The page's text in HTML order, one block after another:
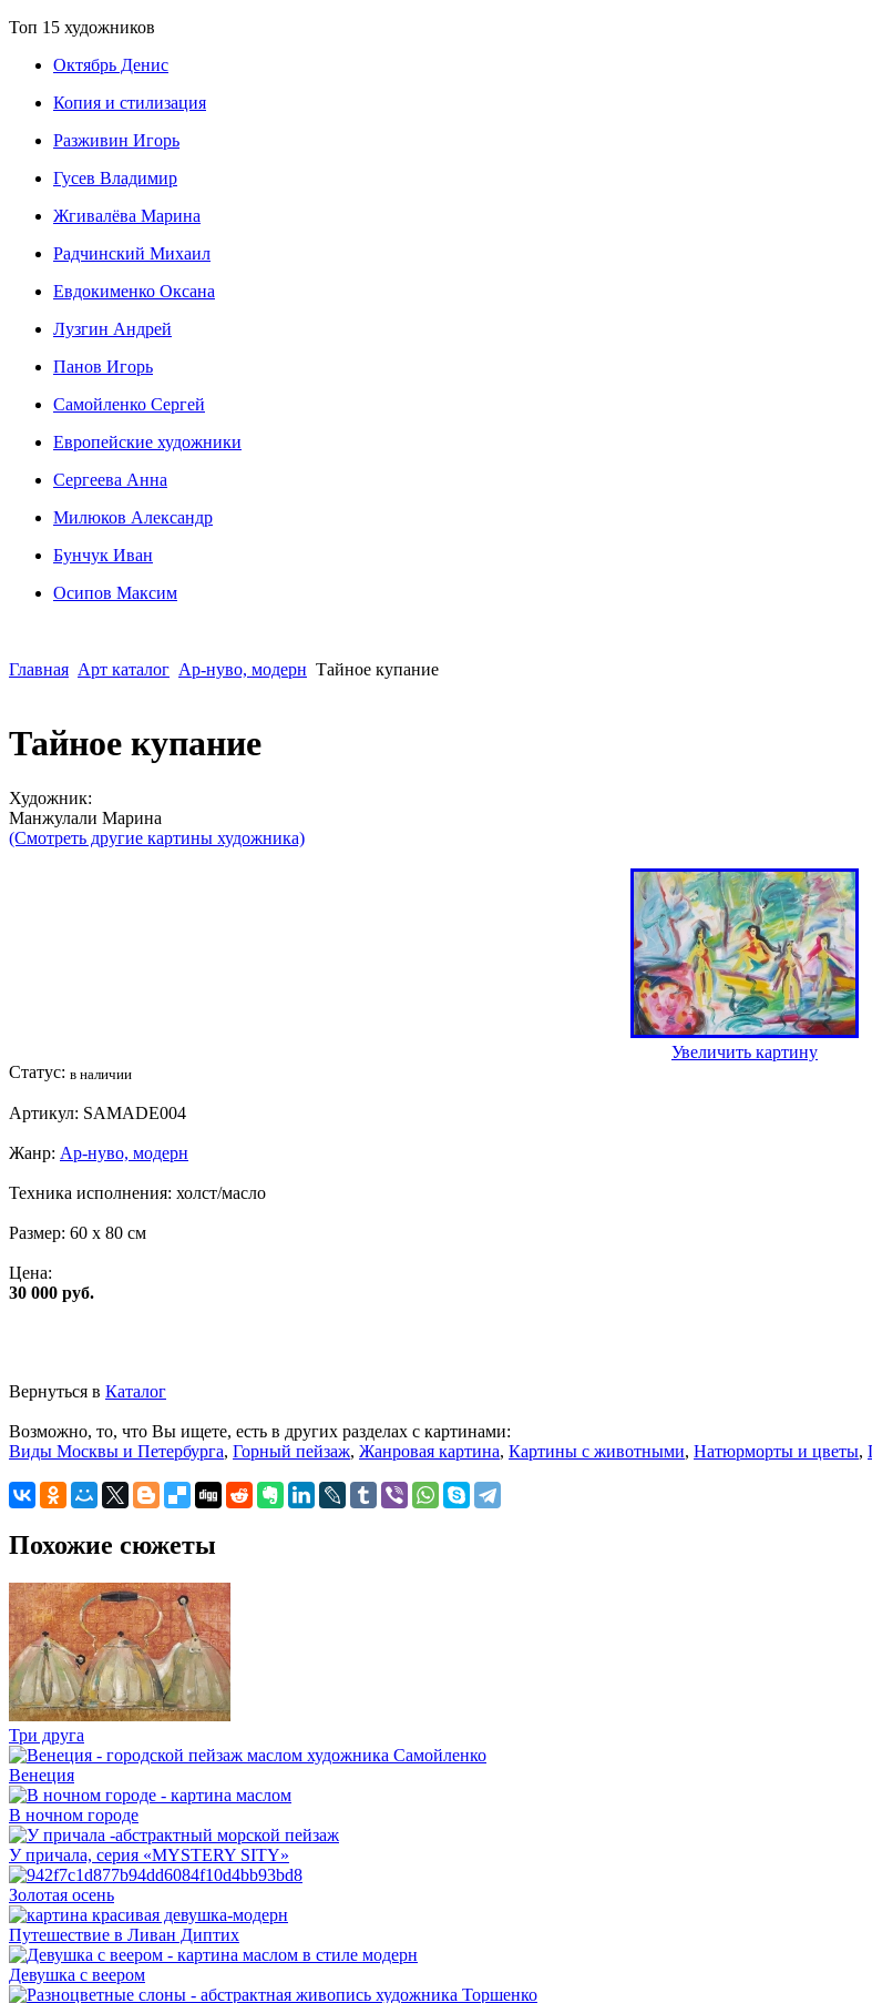
Топ 15 художников
Октябрь Денис
Копия и стилизация
Разживин Игорь
Гусев Владимир
Жгивалёва Марина
Радчинский Михаил
Евдокименко Оксана
Лузгин Андрей
Панов Игорь
Сaмoйленко Сергей
Европейские художники
Сергеева Анна
Милюков Александр
Бунчук Иван
Осипoв Максим
Главная Арт каталог Ар-нуво, модерн Тайное купание
Тайное купание
Художник:
Манжулали Марина
(Смотреть другие картины художника)
Увеличить картину
Статус: в наличии
Артикул: SAMADE004
Жанр: Ар-нуво, модерн
Техника исполнения: холст/масло
Размер: 60 x 80 см
Цена:
30 000 руб.
Вернуться в Каталог
Возможно, то, что Вы ищете, есть в других разделах с картинами:
Виды Москвы и Петербурга, Горный пейзаж, Жанровая картина, Картины с животными, Натюрморты и цветы,
Похожие сюжеты
Три друга
Венеция
В ночном городе
У причала, серия «MYSTERY SITY»
Золотая осень
Путешествие в Ливан Диптих
Девушка с веером